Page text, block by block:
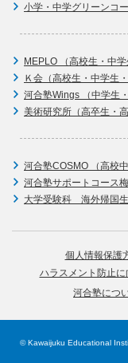
小学・中学グリーンコ
MEPLO （高校生・中学
Ｋ会（高校生・中学生・
河合塾Wings （中学生・
美術研究所（高卒生・
河合塾COSMO （高校中
河合塾サポートコース
大学受験科 海外帰国生
個人情報保護
ハラスメント防止に
河合塾につ
© Kawaijuku Educational